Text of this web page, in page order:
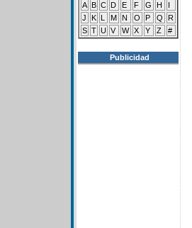
A B C D E F G H
I
J
K L M N O P Q
R
S T U V W X Y Z #
Publicidad